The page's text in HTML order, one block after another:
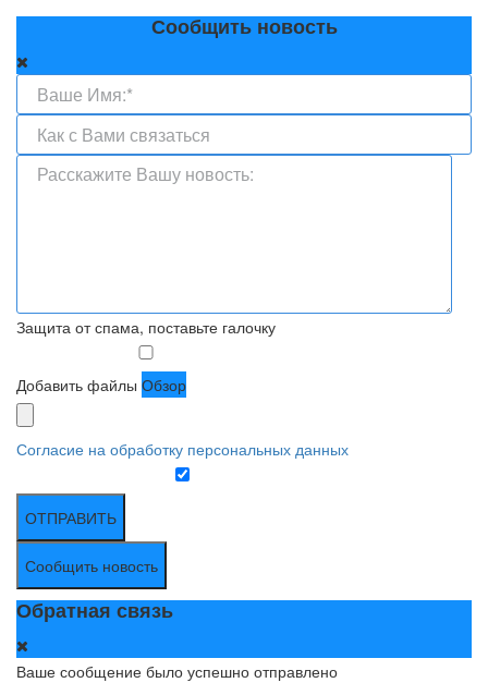
Сообщить новость
Защита от спама, поставьте галочку
Добавить файлы Обзор
Согласие на обработку персональных данных
ОТПРАВИТЬ
Сообщить новость
Обратная связь
Ваше сообщение было успешно отправлено